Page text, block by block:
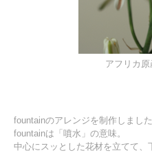
アフリカ
fountainのアレンジを制作しました
fountainは「噴水」の意味。
中心にスッとした花材を立てて、